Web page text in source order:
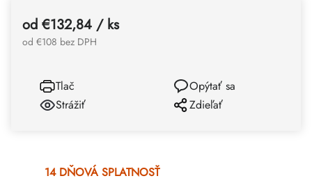
od €132,84 / ks
od €108 bez DPH
Tlač
Opýtať sa
Strážiť
Zdieľať
14 DŇOVÁ SPLATNOSŤ